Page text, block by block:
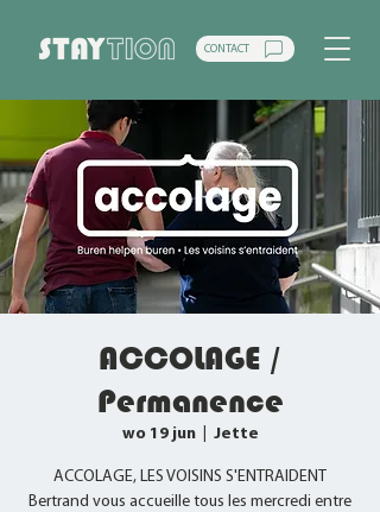
CONTACT
ACCOLAGE /
Permanence
wo 19 jun
  |
Jette
ACCOLAGE, LES VOISINS S'ENTRAIDENT
Bertrand vous accueille tous les mercredi entre